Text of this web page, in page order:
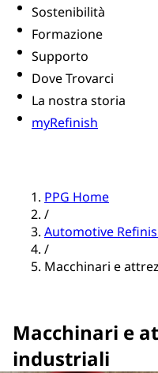
Sostenibilità
Formazione
Supporto
Dove Trovarci
La nostra storia
myRefinish
PPG Home
/
Automotive
/
Macchinari e
Macchinari e
industriali